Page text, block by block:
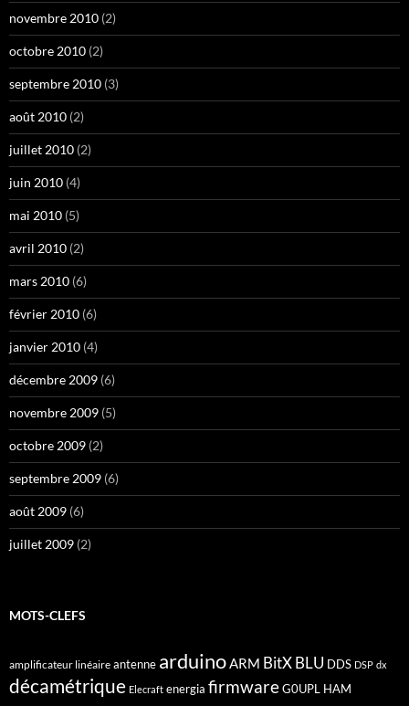
novembre 2010 (2)
octobre 2010 (2)
septembre 2010 (3)
août 2010 (2)
juillet 2010 (2)
juin 2010 (4)
mai 2010 (5)
avril 2010 (2)
mars 2010 (6)
février 2010 (6)
janvier 2010 (4)
décembre 2009 (6)
novembre 2009 (5)
octobre 2009 (2)
septembre 2009 (6)
août 2009 (6)
juillet 2009 (2)
MOTS-CLEFS
amplificateur linéaire antenne arduinoARM BitX BLU DDS DSP dx
décamétrique Elecraft energia firmwareG0UPL HAM